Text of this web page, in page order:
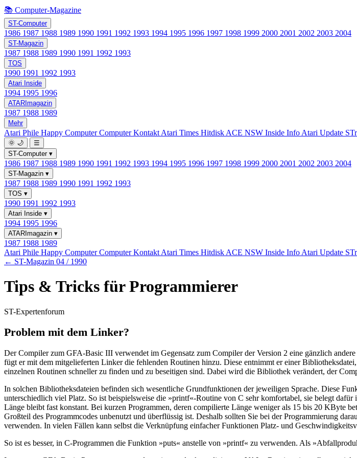
📚 Computer-Magazine
ST-Computer
1986 1987 1988 1989 1990 1991 1992 1993 1994 1995 1996 1997 1998 1999 2000 2001 2002 2003 2004
ST-Magazin
1987 1988 1989 1990 1991 1992 1993
TOS
1990 1991 1992 1993
Atari Inside
1994 1995 1996
ATARImagazin
1987 1988 1989
Mehr
Atari Phile Happy ComputerComputer Kontakt Atari Times Hitdisk ACE NSW Inside Info Atari Update
🌞 🌙
☰
ST-Computer ▾
1986 1987 1988 1989 1990 1991 1992 1993 1994 1995 1996 1997 1998 1999 2000 2001 2002 2003 2004
ST-Magazin ▾
1987 1988 1989 1990 1991 1992 1993
TOS ▾
1990 1991 1992 1993
Atari Inside ▾
1994 1995 1996
ATARImagazin ▾
1987 1988 1989
Atari Phile Happy ComputerComputer Kontakt Atari Times Hitdisk ACE NSW Inside Info Atari Update
← ST-Magazin 04 / 1990
Tips & Tricks für Programmierer
ST-Expertenforum
Problem mit dem Linker?
Der Compiler zum GFA-Basic III verwendet im Gegensatz zum Compiler der Version 2 eine gänzlich
fügt er mit dem mitgelieferten Linker die fehlenden Routinen hinzu. Diese entnimmt er einer
einzelnen Routinen schneller zu finden und zu beseitigen sind. Dabei wird die Bibliothek verändert, der
In solchen Bibliotheksdateien befinden sich wesentliche Grundfunktionen der jeweiligen Sprache. Diese
unterschiedlich viel Platz. So ist beispielsweise die »printf«-Routine von C sehr komfortabel, sie belegt
Länge bleibt fast konstant. Bei kurzen Programmen, deren compilierte Länge weniger als 15 bis 20 KByte
Großteil des Programmcodes unbenutzt und überflüssig ist. Deshalb sollten Sie bei der Programmierung
verwenden. In vielen Fällen kann selbst die Verknüpfung einfacher Funktionen Platz- und
So ist es besser, in C-Programmen die Funktion »puts« anstelle von »printf« zu verwenden. Als